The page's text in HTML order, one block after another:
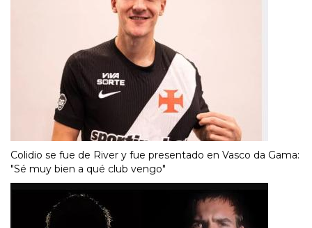
Colidio se fue de River y fue presentado en Vasco da Gama:
"Sé muy bien a qué club vengo"